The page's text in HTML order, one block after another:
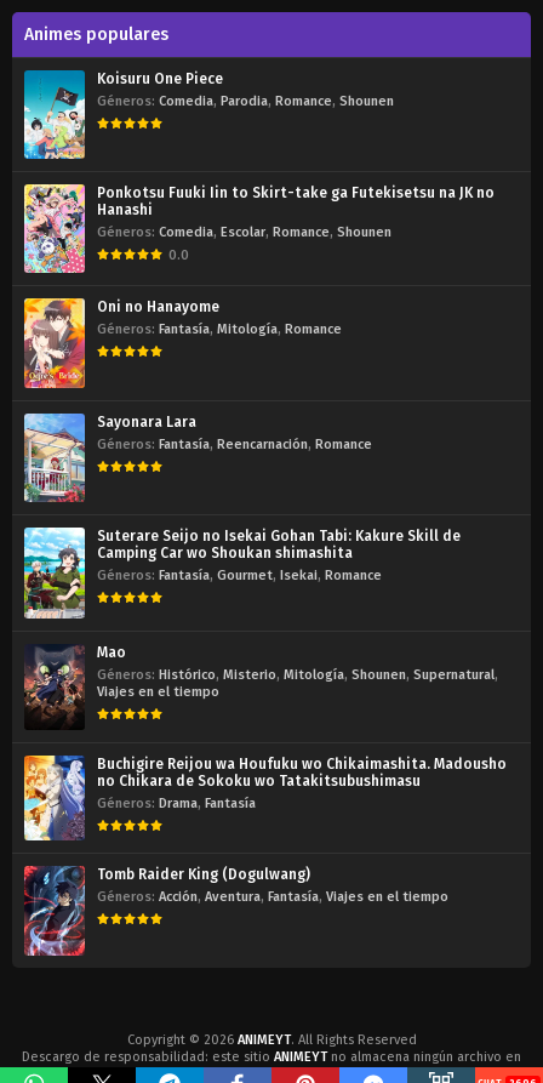
Animes populares
Koisuru One Piece
Géneros: Comedia, Parodia, Romance, Shounen
Ponkotsu Fuuki Iin to Skirt-take ga Futekisetsu na JK no
Hanashi
Géneros: Comedia, Escolar, Romance, Shounen
0.0
Oni no Hanayome
Géneros: Fantasía, Mitología, Romance
Sayonara Lara
Géneros: Fantasía, Reencarnación, Romance
Suterare Seijo no Isekai Gohan Tabi: Kakure Skill de
Camping Car wo Shoukan shimashita
Géneros: Fantasía, Gourmet, Isekai, Romance
Mao
Géneros: Histórico, Misterio, Mitología, Shounen, Supernatural,
Viajes en el tiempo
Buchigire Reijou wa Houfuku wo Chikaimashita. Madousho
no Chikara de Sokoku wo Tatakitsubushimasu
Géneros: Drama, Fantasía
Tomb Raider King (Dogulwang)
Géneros: Acción, Aventura, Fantasía, Viajes en el tiempo
Copyright © 2026 ANIMEYT. All Rights Reserved
Descargo de responsabilidad: este sitio ANIMEYTno almacena ningún archivo en
su servidor. Todos los contenidos son proporcionados por terceros no afiliados.